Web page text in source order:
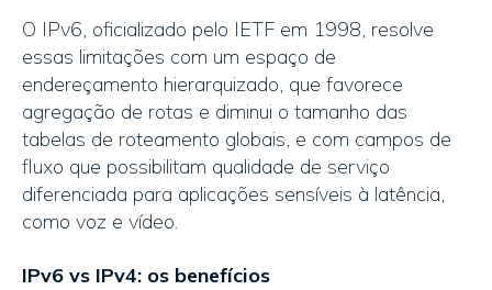
O IPv6, oficializado pelo IETF em 1998, resolve
essas limitações com um espaço de
endereçamento hierarquizado, que favorece
agregação de rotas e diminui o tamanho das
tabelas de roteamento globais, e com campos de
fluxo que possibilitam qualidade de serviço
diferenciada para aplicações sensíveis à latência,
como voz e vídeo.
IPv6 vs IPv4: os benefícios